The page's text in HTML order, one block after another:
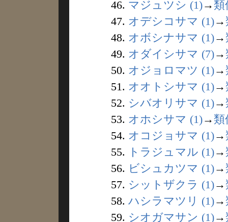
46. マジュツシ (1)→ 類
47. オデシコサマ (1)→
48. オボシナサマ (1)→
49. オダイシサマ (7)→
50. オジョロマツ (1)→
51. オオトシサマ (1)→
52. シバオリサマ (1)→
53. オホシサマ (1)→ 類
54. オコジョサマ (1)→
55.
トラジュマル (1)→
56. ビシュカツマ (1)→
57. シットザクラ (1)→
58. ハシラマツリ (1)→
59. シオガマサン (1)→